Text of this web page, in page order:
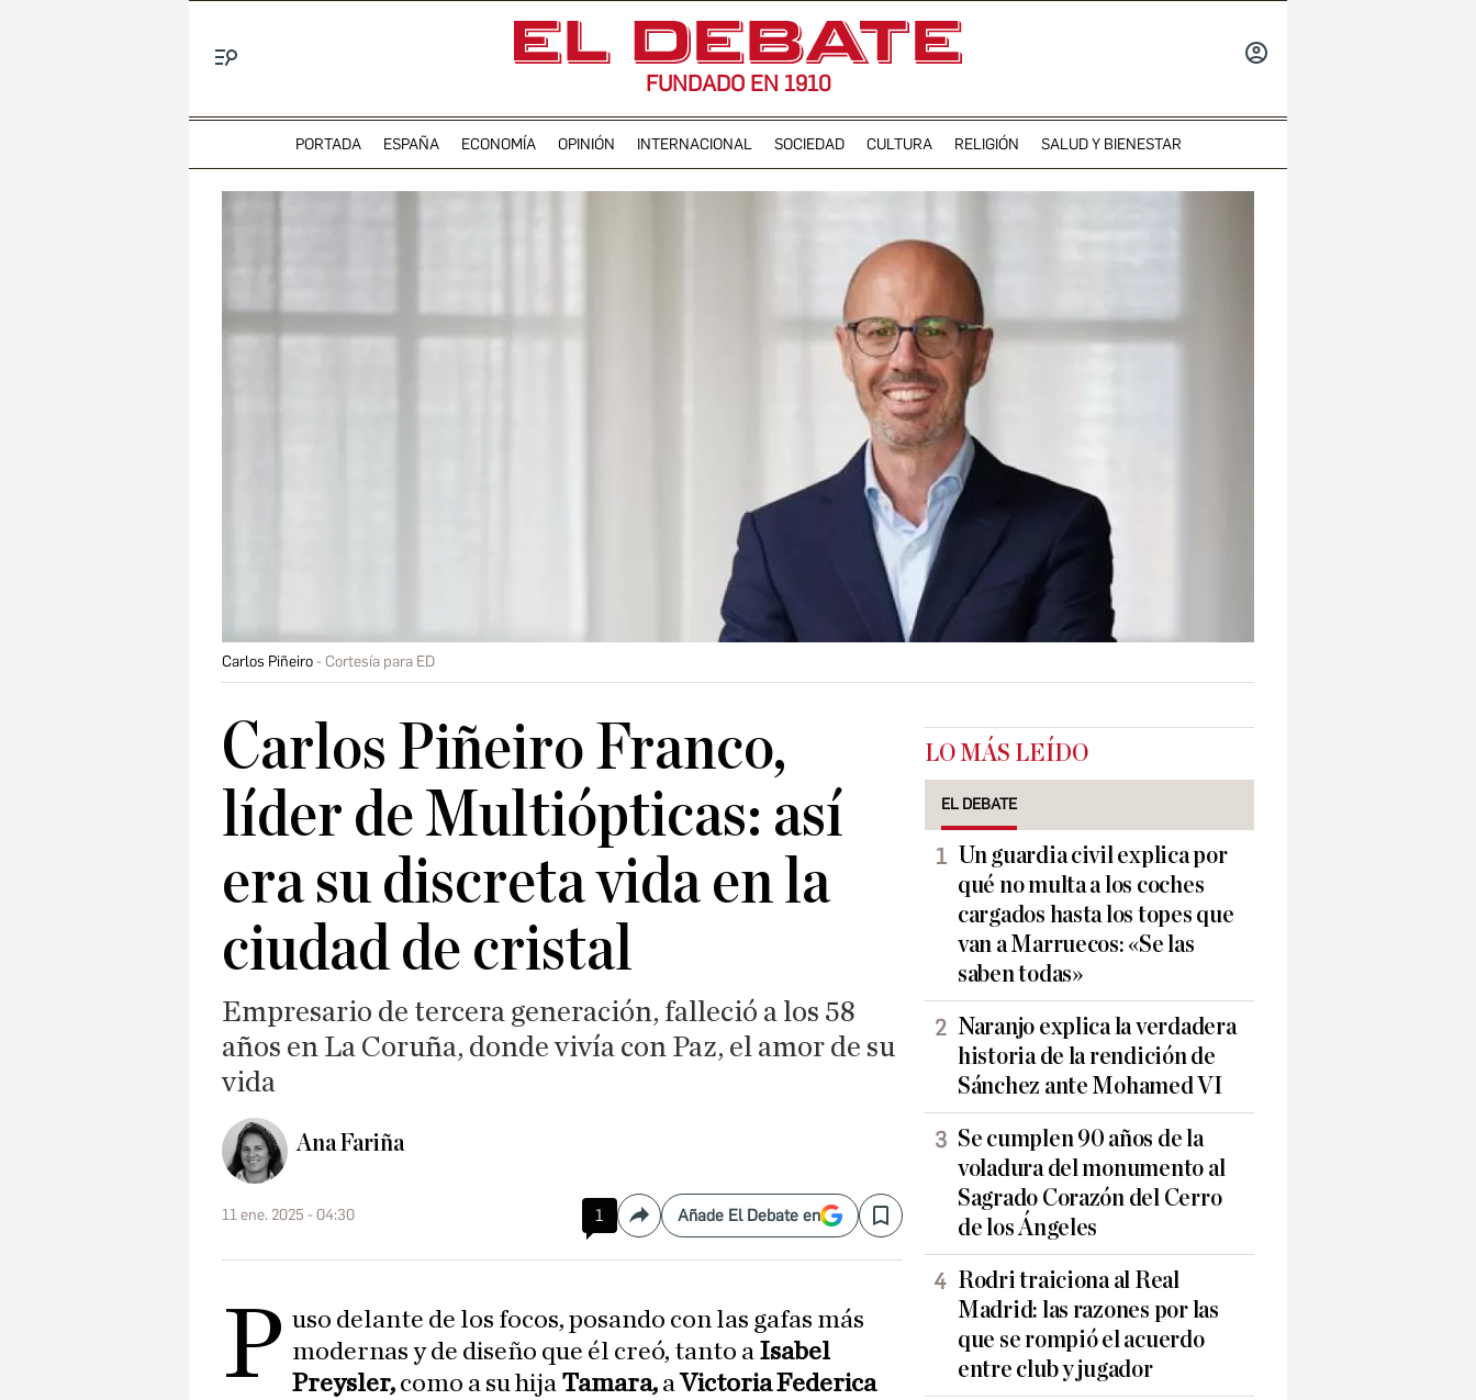
FUNDADO EN 1910
PORTADA ESPAÑA ECONOMÍA OPINIÓN INTERNACIONAL SOCIEDAD CULTURA RELIGIÓN SALUD Y BIENESTAR
Carlos Piñeiro Cortesía para ED
Carlos Piñeiro Franco,
líder de Multiópticas: así
era su discreta vida en la
ciudad de cristal
Empresario de tercera generación, falleció a los 58
años en La Coruña, donde vivía con Paz, el amor de su
vida
Ana Fariña
11 ene. 2025 - 04:30 1 CompartirAñade El Debate en Save
P uso delante de los focos, posando con las gafas más
modernas y de diseño que él creó, tanto a Isabel
Preysler, como a su hija Tamara, aVictoria Federica
LO MÁS LEÍDO
EL DEBATE
Un guardia civil explica por
qué no multa a los coches
cargados hasta los topes que
van a Marruecos: «Se las
saben todas»
Naranjo explica la verdadera
historia de la rendición de
Sánchez ante Mohamed VI
Se cumplen 90 años de la
voladura del monumento al
Sagrado Corazón del Cerro
de los Ángeles
Rodri traiciona al Real
Madrid: las razones por las
que se rompió el acuerdo
entre club y jugador